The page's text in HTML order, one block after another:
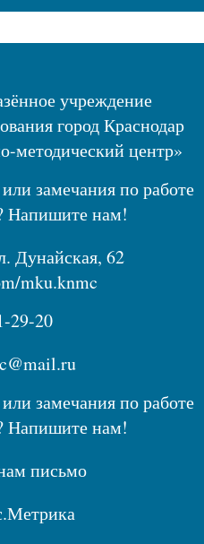
учреждение
город Краснодар
методический центр»
замечания по работе
Напишите нам!
Дунайская, 62
mku.knmc
29-20
замечания по работе
Напишите нам!
письмо